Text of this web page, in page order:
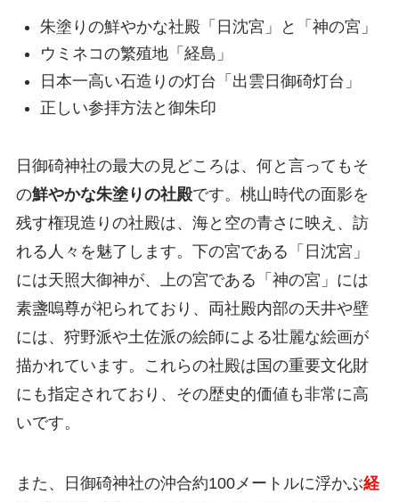
朱塗りの鮮やかな社殿「日沈宮」と「神の宮」
ウミネコの繁殖地「経島」
日本一高い石造りの灯台「出雲日御碕灯台」
正しい参拝方法と御朱印
日御碕神社の最大の見どころは、何と言ってもそ
の鮮やかな朱塗りの社殿です。桃山時代の面影を
残す権現造りの社殿は、海と空の青さに映え、訪
れる人々を魅了します。下の宮である「日沈宮」
には天照大御神が、上の宮である「神の宮」には
素盞嗚尊が祀られており、両社殿内部の天井や壁
には、狩野派や土佐派の絵師による壮麗な絵画が
描かれています。これらの社殿は国の重要文化財
にも指定されており、その歴史的価値も非常に高
いです。
また、日御碕神社の沖合約100メートルに浮かぶ経